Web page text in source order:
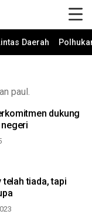
Daerah
paul.
dukung
telah tiada, tapi